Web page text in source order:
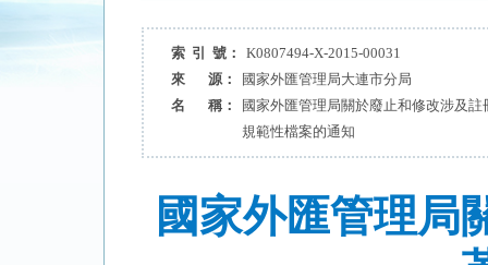
索 引 號：
K0807494-X-2015-00031
來 源：
國家外匯管理局大連市分局
名 稱：
國家外匯管理局關於廢止和修改涉及
規範性檔案的通知
國家外匯管理局